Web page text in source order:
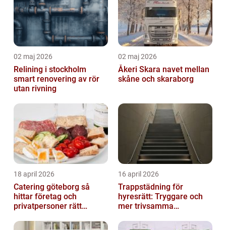
02 maj 2026
Relining i stockholm
smart renovering av rör
utan rivning
02 maj 2026
Åkeri Skara navet mellan
skåne och skaraborg
18 april 2026
Catering göteborg så
hittar företag och
privatpersoner rätt
16 april 2026
Trappstädning för
hyresrätt: Tryggare och
mer trivsamma